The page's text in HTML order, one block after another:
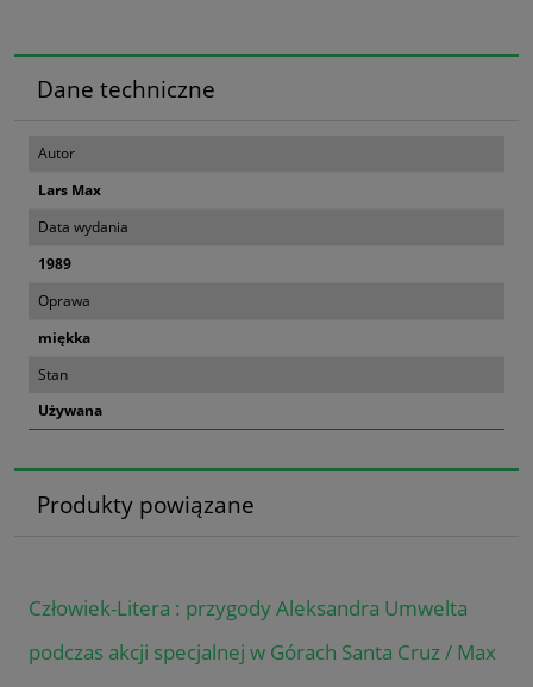
Dane techniczne
Autor
Lars Max
Data wydania
1989
Oprawa
miękka
Stan
Używana
Produkty powiązane
Człowiek-Litera : przygody Aleksandra Umwelta
podczas akcji specjalnej w Górach Santa Cruz / Max